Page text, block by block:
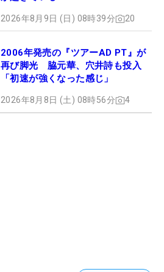
2026年8月9日 (日) 08時39分 20
2006年発売の『ツアーAD PT』が
再び脚光 脇元華、穴井詩も投入
「初速が強くなった感じ」
2026年8月8日 (土) 08時56分 4